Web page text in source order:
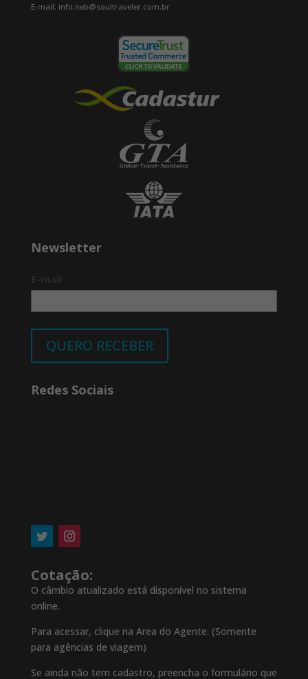
E-mail: info.neb@soultraveler.com.br
Newsletter
QUERO RECEBER
Redes Sociais
Cotação:
O câmbio atualizado está disponível no sistema
online.
Para acessar, clique na Area do Agente. (Somente
para agências de viagem)
Se ainda não tem cadastro, preencha o formulário que